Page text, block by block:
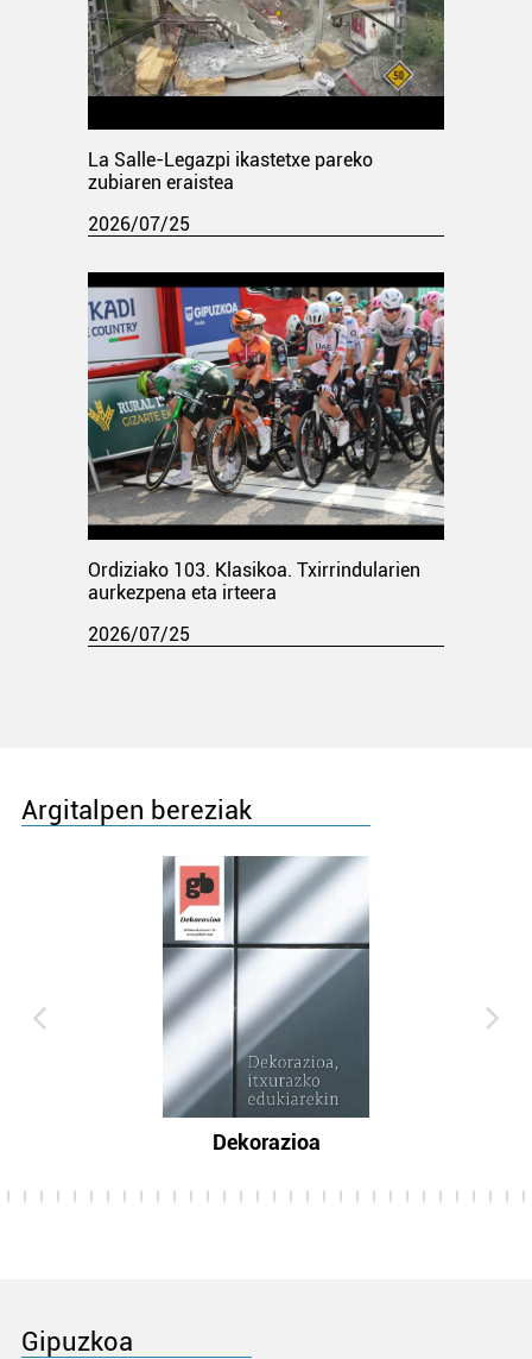
La Salle-Legazpi ikastetxe pareko
zubiaren eraistea
2026/07/25
Ordiziako 103. Klasikoa. Txirrindularien
aurkezpena eta irteera
2026/07/25
Argitalpen bereziak
Dekorazioa
Gipuzkoa